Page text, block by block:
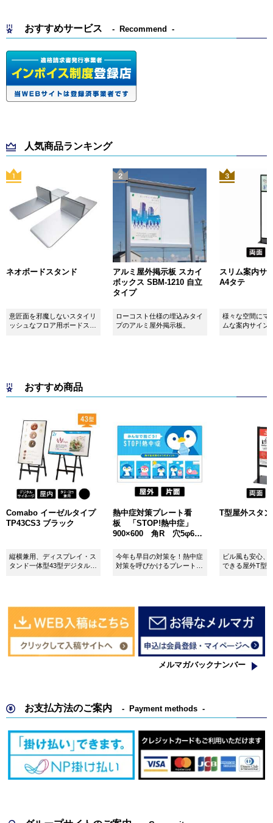
おすすめサービス Recommend
人気商品ランキング
ネオボードスタンド
意匠面を邪魔しないスタイリ
ッシュなフロア用ボードスタ
アルミ屋外掲示板 スカイ
ボックス SBM-1210 自立
タイプ
ローコスト仕様の埋込みタイ
プのアルミ屋外掲示板。
スリム案内サ
A4タテ
様々な空間にマ
ムな案内サイン
おすすめ商品
Comabo イーゼルタイプ
TP43CS3 ブラック
縦横兼用、ディスプレイ・ス
タンド一体型43型デジタルサ
熱中症対策プレート看
板 「STOP!熱中症」
900×600 角R 穴5φ6カ
今年も早目の対策を！熱中症
対策を呼びかけるプレート看
T型屋外スタ
ビル風も安心、
できる屋外T型
メルマガバックナンバー
お支払方法のご案内 Payment methods